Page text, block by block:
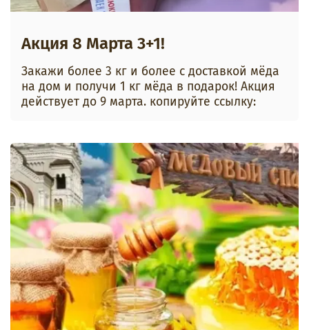
Акция 8 Марта 3+1!
Закажи более 3 кг и более с доставкой мёда
на дом и получи 1 кг мёда в подарок! Акция
действует до 9 марта. копируйте ссылку: